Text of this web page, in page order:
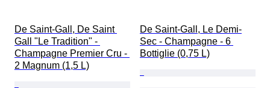
De Saint-Gall, De Saint
Gall "Le Tradition" -
Champagne Premier Cru -
2 Magnum (1,5 L)
De Saint-Gall, Le Demi-
Sec - Champagne - 6
Bottiglie (0,75 L)